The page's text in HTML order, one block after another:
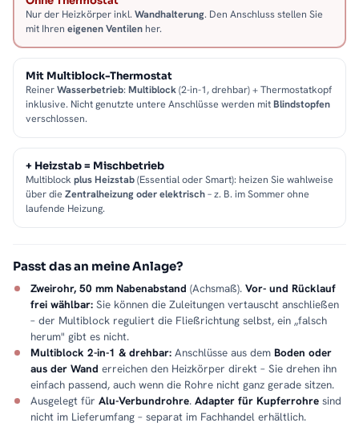
Nur der Heizkörper inkl. Wandhalterung. Den Anschluss stellen Sie
mit Ihren eigenen Ventilen her.
Mit Multiblock-Thermostat
ReinerWasserbetrieb: Multiblock(2-in-1, drehbar) + Thermostatkopf
inklusive. Nicht genutzte untere Anschlüsse werden mitBlindstopfen
verschlossen.
+ Heizstab = Mischbetrieb
Multiblock plus Heizstab(Essential oder Smart): heizen Sie wahlweise
über die Zentralheizung oder elektrisch– z. B. im Sommer ohne
laufende Heizung.
Passt das an meine Anlage?
Zweirohr, 50 mm Nabenabstand (Achsmaß). Vor- und Rücklauf
frei wählbar: Sie können die Zuleitungen vertauscht anschließen
– der Multiblock reguliert die Fließrichtung selbst, ein „falsch
herum" gibt es nicht.
Multiblock 2-in-1 & drehbar: Anschlüsse aus dem Boden oder
aus der Wand erreichen den Heizkörper direkt – Sie drehen ihn
einfach passend, auch wenn die Rohre nicht ganz gerade sitzen.
Ausgelegt für Alu-Verbundrohre. Adapter für Kupferrohre sind
nicht im Lieferumfang – separat im Fachhandel erhältlich.